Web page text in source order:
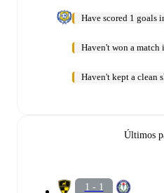
Have scored 1 goals
Haven't won a match
Haven't kept a clean
Últimos
1 - 1